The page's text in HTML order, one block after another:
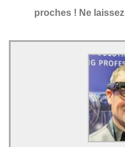
proches ! Ne